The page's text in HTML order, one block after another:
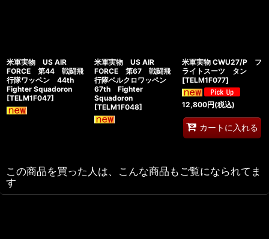
米軍実物 US AIR
FORCE 第44 戦闘飛
行隊ワッペン 44th
Fighter Squadoron
[TELM1F047]
米軍実物 US AIR
FORCE 第67 戦闘飛
行隊ベルクロワッペン
67th Fighter
Squadoron
[TELM1F048]
米軍実物 CWU27/P フ
ライトスーツ タン
[TELM1F077]
12,800円(税込)
カートに入れる
この商品を買った人は、こんな商品もご覧になられてま
す